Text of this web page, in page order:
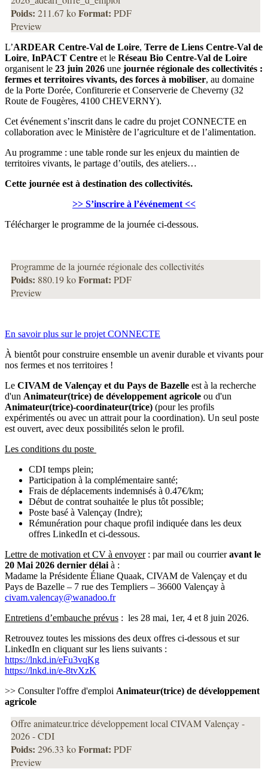
Poids: 211.67 koFormat: PDF
Preview
L’ARDEAR Centre-Val de Loire, Terre de Liens Centre-Val de
Loire, InPACT Centre et le Réseau Bio Centre-Val de Loire
organisent le 23 juin 2026 une journée régionale des collectivités :
fermes et territoires vivants, des forces à mobiliser, au domaine
de la Porte Dorée, Confiturerie et Conserverie de Cheverny (32
Route de Fougères, 4100 CHEVERNY).
Cet événement s’inscrit dans le cadre du projet CONNECTE en
collaboration avec le Ministère de l’agriculture et de l’alimentation.
Au programme : une table ronde sur les enjeux du maintien de
territoires vivants, le partage d’outils, des ateliers…
Cette journée est à destination des collectivités.
>> S’inscrire à l’événement <<
Télécharger le programme de la journée ci-dessous.
Programme de la journée régionale des collectivités
Poids: 880.19 koFormat: PDF
Preview
En savoir plus sur le projet CONNECTE
À bientôt pour construire ensemble un avenir durable et vivants pour
nos fermes et nos territoires !
Le CIVAM de Valençay et du Pays de Bazelle est à la recherche
d'un Animateur(trice) de développement agricole ou d'un
Animateur(trice)-coordinateur(trice) (pour les profils
expérimentés ou avec un attrait pour la coordination). Un seul poste
est ouvert, avec deux possibilités selon le profil.
Les conditions du poste
CDI temps plein;
Participation à la complémentaire santé;
Frais de déplacements indemnisés à 0.47€/km;
Début de contrat souhaitée le plus tôt possible;
Poste basé à Valençay (Indre);
Rémunération pour chaque profil indiquée dans les deux
offres LinkedIn et ci-dessous.
Lettre de motivation et CV à envoyer: par mail ou courrieravant le
20 Mai 2026 dernier délai à :
Madame la Présidente Éliane Quaak, CIVAM de Valençay et du
Pays de Bazelle – 7 rue des Templiers – 36600 Valençay à
civam.valencay@wanadoo.fr
Entretiens d’embauche prévus : les 28 mai, 1er, 4 et 8 juin 2026.
Retrouvez toutes les missions des deux offres ci-dessous et sur
LinkedIn en cliquant sur les liens suivants :
https://lnkd.in/eFu3vqKg
https://lnkd.in/e-8tvXzK
>> Consulter l'offre d'emploi Animateur(trice) de développement
agricole
Offre animateur.trice développement local CIVAM Valençay -
2026 - CDI
Poids: 296.33 koFormat: PDF
Preview